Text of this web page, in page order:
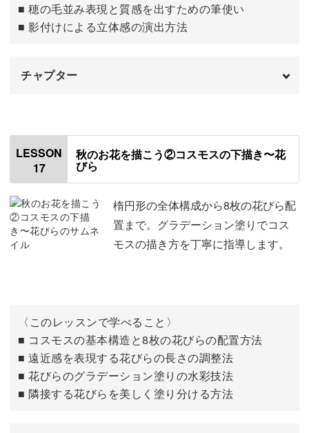
■ 穂の毛並み表現と質感を出すための筆使い
■ 影付けによる立体感の演出方法
チャプター
使用材料・道具
パンパスの下描きを描く
色を塗る 03:16
LESSON
17
秋のお花を描こう②コスモスの下描き〜花
びら
楕円形の全体構成から8枚の花びら配
置まで。グラデーション塗りでコス
モスの描き方を丁寧に指導します。
〈このレッスンで学べること〉
■ コスモスの基本構造と8枚の花びらの配置方法
■ 遠近感を表現する花びらの長さの調整法
■ 花びらのグラデーション塗りの水彩技法
■ 隣接する花びらを美しく塗り分ける方法